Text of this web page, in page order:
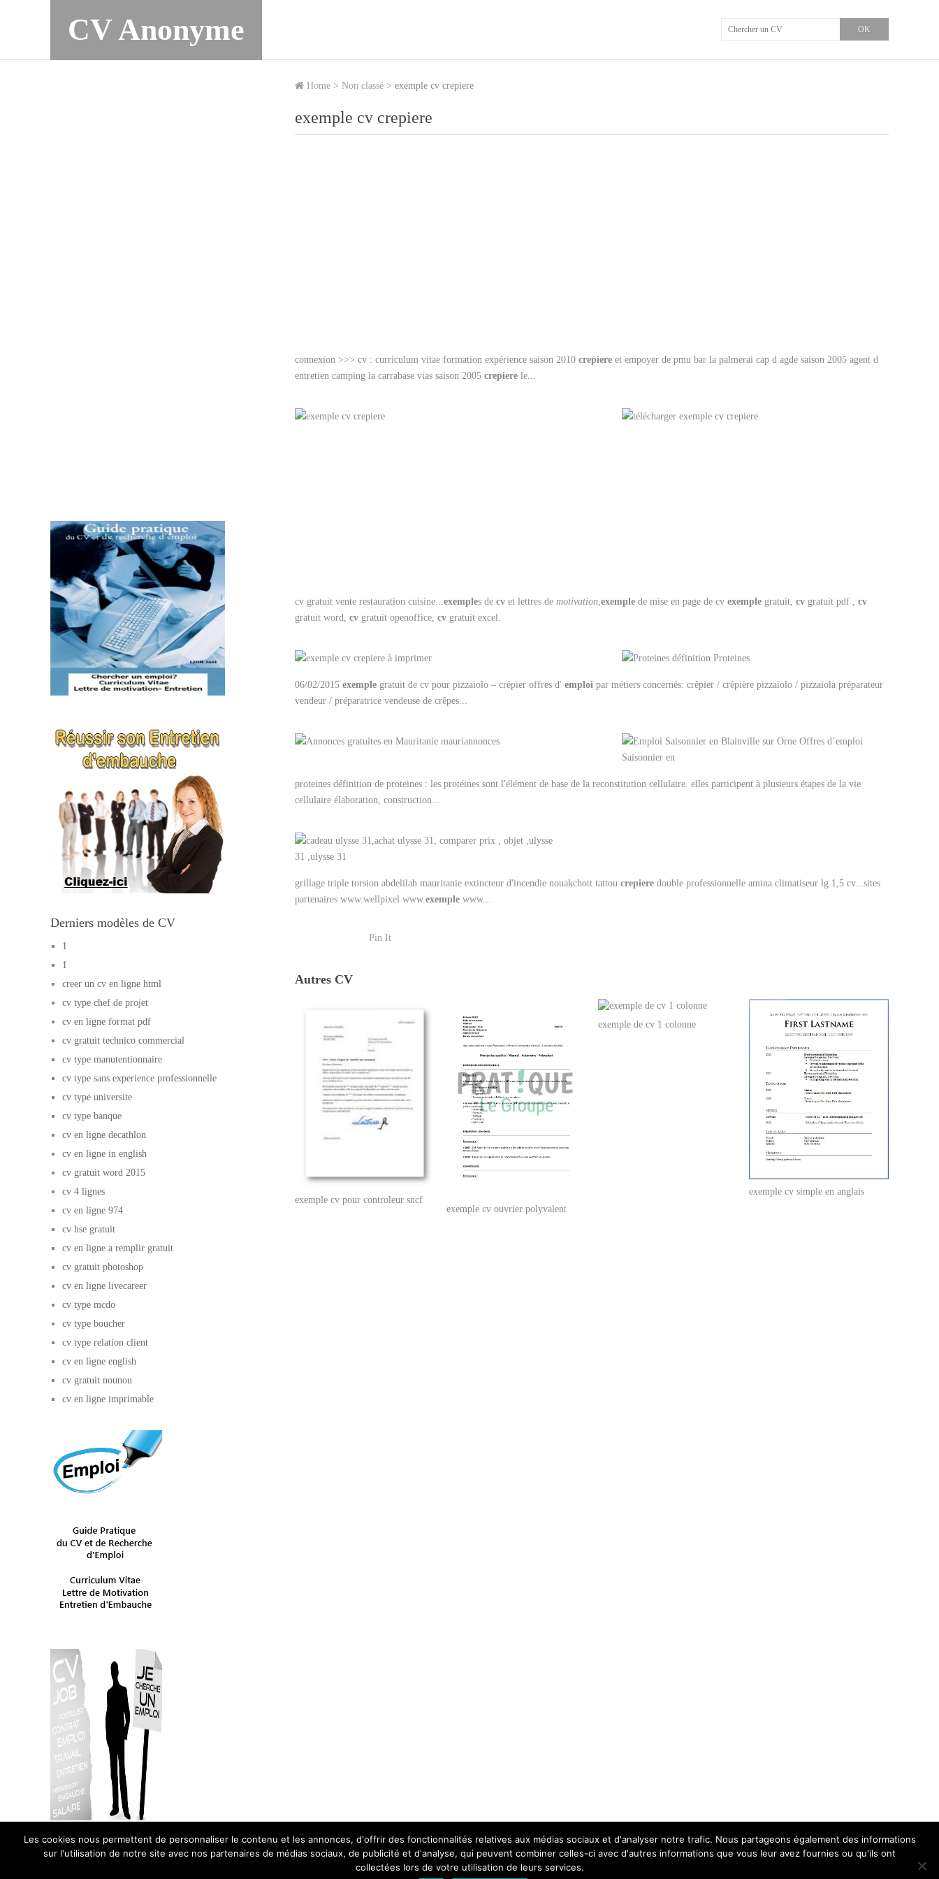
CV Anonyme
Home >Non classé >exemple cv crepiere
exemple cv crepiere
connexion >>> cv : curriculum vitae formation expérience saison 2010crepiere et empoyer de pmu bar la palmerai cap d agde saison 2005 agent d
entretien camping la carrabase vias saison 2005crepiere le...
cv gratuit vente restauration cuisine...exemples decv et lettres demotivation,exemple de mise en page de cvexemple gratuit,cv gratuit pdf ,cv
gratuit word,cv gratuit openoffice,cv gratuit excel.
06/02/2015exemple gratuit de cv pour pizzaiolo – crépier offres d'emploi par métiers concernés: crêpier / crêpière pizzaïolo / pizzaïola préparateur
vendeur / préparatrice vendeuse de crêpes...
proteines définition de proteines : les protéines sont l'élément de base de la reconstitution cellulaire. elles participent à plusieurs étapes de la vie
cellulaire élaboration, construction...
grillage triple torsion abdelilah mauritanie extincteur d'incendie nouakchott tattoucrepiere double professionnelle amina climatiseur lg 1,5 cv...sites
partenaires www.wellpixel www.exemple www...
Pin It
Autres CV
exemple cv pour controleur sncf
exemple cv ouvrier polyvalent
exemple de cv 1 colonne
exemple cv simple en anglais
Derniers modèles de CV
1
1
creer un cv en ligne html
cv type chef de projet
cv en ligne format pdf
cv gratuit technico commercial
cv type manutentionnaire
cv type sans experience professionnelle
cv type universite
cv type banque
cv en ligne decathlon
cv en ligne in english
cv gratuit word 2015
cv 4 lignes
cv en ligne 974
cv hse gratuit
cv en ligne a remplir gratuit
cv gratuit photoshop
cv en ligne livecareer
cv type mcdo
cv type boucher
cv type relation client
cv en ligne english
cv gratuit nounou
cv en ligne imprimable
Les cookies nous permettent de personnaliser le contenu et les annonces, d'offrir des fonctionnalités relatives aux médias sociaux et d'analyser notre trafic. Nous partageons également des informations
sur l'utilisation de notre site avec nos partenaires de médias sociaux, de publicité et d'analyse, qui peuvent combiner celles-ci avec d'autres informations que vous leur avez fournies ou qu'ils ont
collectées lors de votre utilisation de leurs services.